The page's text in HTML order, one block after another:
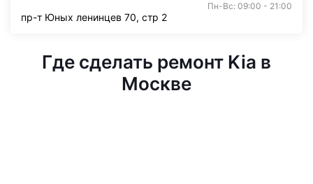
Пн-Вс: 09:00 - 21:00
пр-т Юных ленинцев 70, стр 2
Где сделать ремонт Kia в
Москве